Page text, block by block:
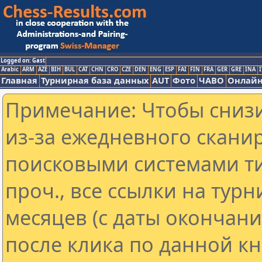
Logged on: Gast
Arabic ARM AZE BIH BUL CAT CHN CRO CZE DEN ENG ESP FAI FIN FRA GER GRE INA
Главная Турнирная база данных AUT Фото ЧАВО
Примечание: Чтобы
из-за ежедневного
поисковыми системами
проч., все ссылки на
месяцев (с даты
после клика по данной